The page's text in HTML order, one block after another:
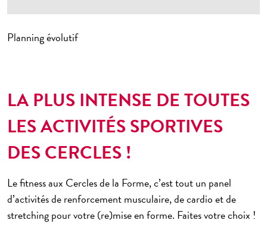
ème
Batignolles 17
Montmartre 18
ème
Championnet 18ème
Bolivar 19ème
Pte de Bagnolet 20 ème
Châtillon 92
Planning évolutif
LA PLUS INTENSE DE TOUTES
LES ACTIVITÉS SPORTIVES
DES CERCLES !
Le fitness aux Cercles de la Forme, c’est tout un panel
d’activités de renforcement musculaire, de cardio et de
stretching pour votre (re)mise en forme. Faites votre choix !